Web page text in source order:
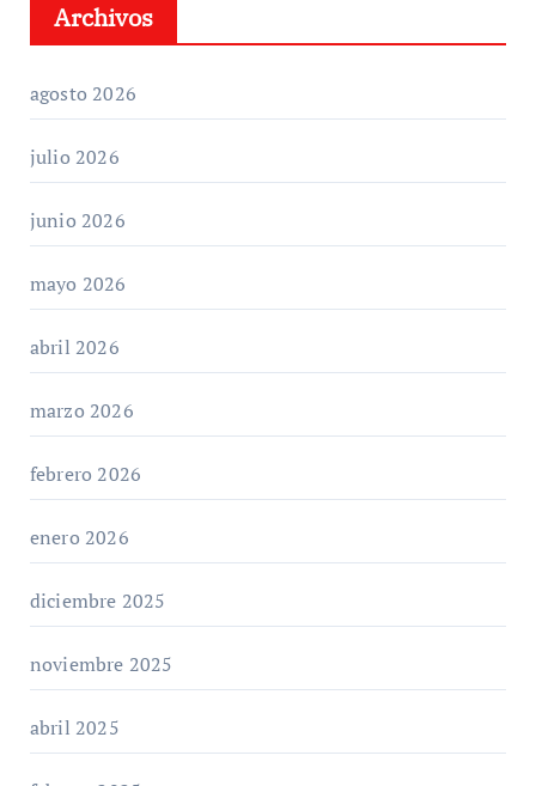
Archivos
agosto 2026
julio 2026
junio 2026
mayo 2026
abril 2026
marzo 2026
febrero 2026
enero 2026
diciembre 2025
noviembre 2025
abril 2025